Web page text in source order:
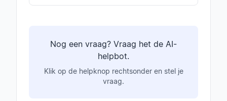
Nog een vraag? Vraag het de AI-
helpbot.
Klik op de helpknop rechtsonder en stel je
vraag.